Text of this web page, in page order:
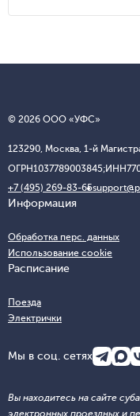
© 2026 ООО «УФС»
123290, Москва, 1-й
ОГРН1037789003845;ИНН
+7 (495) 269-83-65
Информация
Обработка перс. данных
Использование cookie
Расписание
Поезда
Электрички
Мы в соц. сетях
Вы находитесь на сайте
электронных проездных и